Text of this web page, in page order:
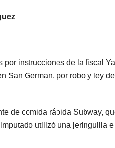
por instrucciones de la fiscal
San German, por robo y ley de
de comida rápida Subway,
utilizó una jeringuilla e